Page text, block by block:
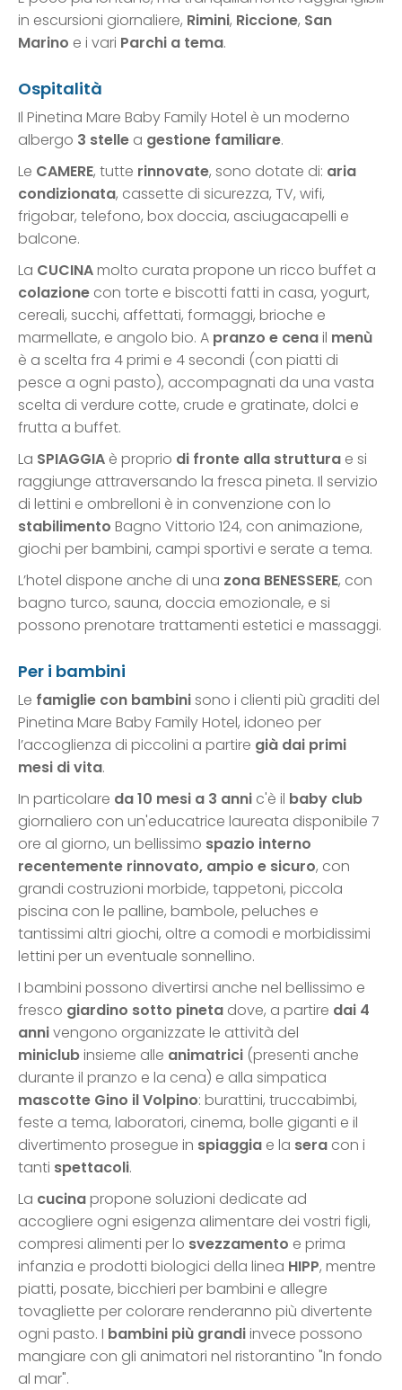
in escursioni giornaliere, Rimini, Riccione, San
Marino e i vari Parchi a tema.
Ospitalità
Il Pinetina Mare Baby Family Hotel è un moderno
albergo 3 stelle a gestione familiare.
Le CAMERE, tutte rinnovate, sono dotate di: aria
condizionata, cassette di sicurezza, TV, wifi,
frigobar, telefono, box doccia, asciugacapelli e
balcone.
La CUCINAmolto curata propone un ricco buffet a
colazione con torte e biscotti fatti in casa, yogurt,
cereali, succhi, affettati, formaggi, brioche e
marmellate, e angolo bio. A pranzo e cenail menù
è a scelta fra 4 primi e 4 secondi (con piatti di
pesce a ogni pasto), accompagnati da una vasta
scelta di verdure cotte, crude e gratinate, dolci e
frutta a buffet.
La SPIAGGIA è proprio di fronte alla struttura e si
raggiunge attraversando la fresca pineta. Il servizio
di lettini e ombrelloni è in convenzione con lo
stabilimento Bagno Vittorio 124, con animazione,
giochi per bambini, campi sportivi e serate a tema.
L’hotel dispone anche di una zona BENESSERE, con
bagno turco, sauna, doccia emozionale, e si
possono prenotare trattamenti estetici e massaggi.
Per i bambini
Le famiglie con bambinisono i clienti più graditi del
Pinetina Mare Baby Family Hotel, idoneo per
l’accoglienza di piccolini a partire già dai primi
mesi di vita.
In particolare da 10 mesi a 3 anni c'è il baby club
giornaliero con un'educatrice laureata disponibile 7
ore al giorno, un bellissimo spazio interno
recentemente rinnovato, ampio e sicuro, con
grandi costruzioni morbide, tappetoni, piccola
piscina con le palline, bambole, peluches e
tantissimi altri giochi, oltre a comodi e morbidissimi
lettini per un eventuale sonnellino.
I bambini possono divertirsi anche nel bellissimo e
fresco giardino sotto pineta dove, a partire dai 4
annivengono organizzate le attività del
miniclubinsieme alle animatrici (presenti anche
durante il pranzo e la cena) e alla simpatica
mascotte Gino il Volpino: burattini, truccabimbi,
feste a tema, laboratori, cinema, bolle giganti e il
divertimento prosegue in spiaggia e la sera con i
tanti spettacoli.
La cucinapropone soluzioni dedicate ad
accogliere ogni esigenza alimentare dei vostri figli,
compresi alimenti per lo svezzamento e prima
infanzia e prodotti biologici della linea HIPP, mentre
piatti, posate, bicchieri per bambini e allegre
tovagliette per colorare renderanno più divertente
ogni pasto. I bambini più grandiinvece possono
mangiare con gli animatori nel ristorantino "In fondo
al mar".